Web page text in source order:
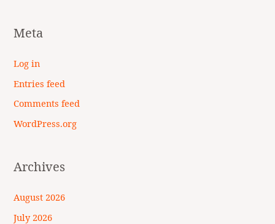
Meta
Log in
Entries feed
Comments feed
WordPress.org
Archives
August 2026
July 2026